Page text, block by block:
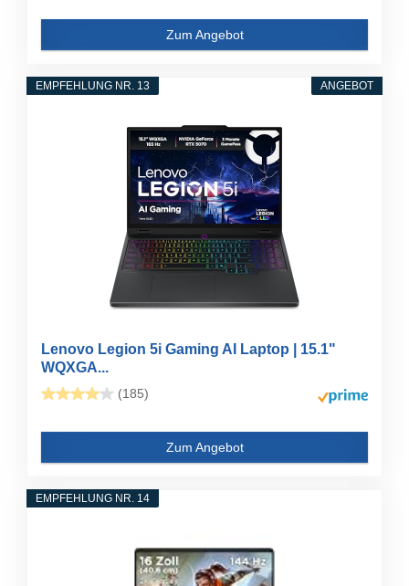
Zum Angebot
ANGEBOT
EMPFEHLUNG NR. 13
Lenovo Legion 5i Gaming AI Laptop | 15.1"
WQXGA...
(185)
Zum Angebot
EMPFEHLUNG NR. 14